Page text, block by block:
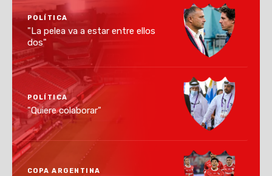
POLÍTICA
"La pelea va a estar entre ellos
dos"
POLÍTICA
"Quiere colaborar"
COPA ARGENTINA